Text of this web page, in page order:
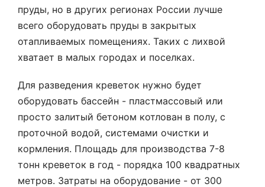
пруды, но в других регионах России лучше
всего оборудовать пруды в закрытых
отапливаемых помещениях. Таких с лихвой
хватает в малых городах и поселках.
Для разведения креветок нужно будет
оборудовать бассейн - пластмассовый или
просто залитый бетоном котлован в полу, с
проточной водой, системами очистки и
кормления. Площадь для производства 7-8
тонн креветок в год - порядка 100 квадратных
метров. Затраты на оборудование - от 300